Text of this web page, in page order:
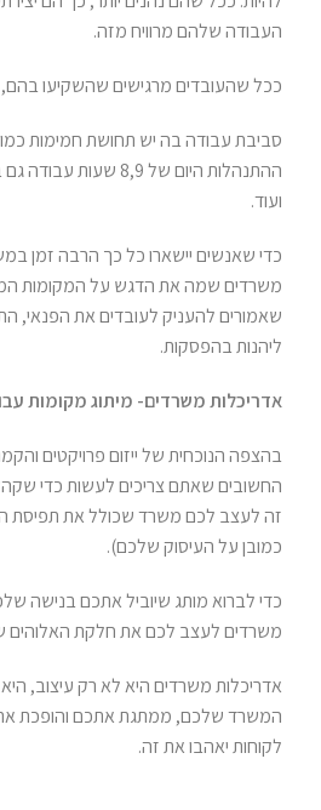
העבודה שלהם מרוויח מזה.
ככל שהעובדים מרגישים שהשקיעו בהם,
סביבת עבודה בה יש תחושת חמימות
ההתנהלות היום של 8,9
ועוד.
כדי שאנשים יישארו כל כך הרבה זמן
משרדים שמה את הדגש על המקומות
שאמורים להעניק לעובדים את הפנאי,
ליהנות בהפסקות.
אדריכלות משרדים- מיתוג מקומות
בהצפה הנוכחית של ייזום פרויקטים
החשובים שאתם צריכים לעשות כדי
זה לעצב לכם משרד שכולל את תפיסת
כמובן על העיסוק שלכם).
כדי לברוא מותג שיוביל אתכם בנישה
משרדים לעצב לכם את חלקת האלוהים
אדריכלות משרדים היא לא רק עיצוב,
המשרד שלכם, ממתגת אתכם והופכת
לקוחות יאהבו את זה.